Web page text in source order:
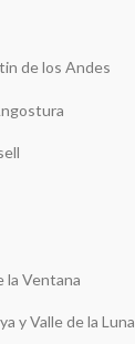
de los Andes
la Ventana
y Valle de la Luna